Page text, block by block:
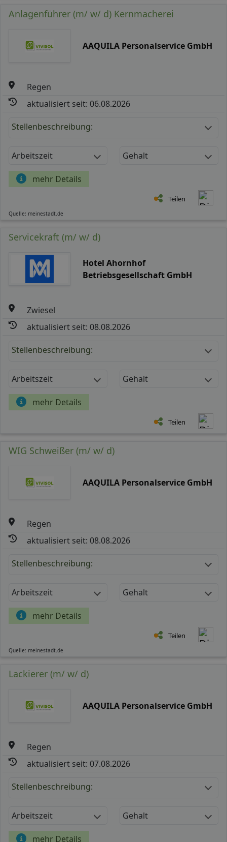
Anlagenführer (m/ w/ d) Kernmacherei
AAQUILA Personalservice GmbH
Regen
aktualisiert seit: 06.08.2026
Stellenbeschreibung:
Arbeitszeit Gehalt
mehr Details
Teilen
Quelle: meinestadt.de
Servicekraft (m/ w/ d)
Hotel Ahornhof
Betriebsgesellschaft GmbH
Zwiesel
aktualisiert seit: 08.08.2026
Stellenbeschreibung:
Arbeitszeit Gehalt
mehr Details
Teilen
WIG Schweißer (m/ w/ d)
AAQUILA Personalservice GmbH
Regen
aktualisiert seit: 08.08.2026
Stellenbeschreibung:
Arbeitszeit Gehalt
mehr Details
Teilen
Quelle: meinestadt.de
Lackierer (m/ w/ d)
AAQUILA Personalservice GmbH
Regen
aktualisiert seit: 07.08.2026
Stellenbeschreibung:
Arbeitszeit Gehalt
mehr Details